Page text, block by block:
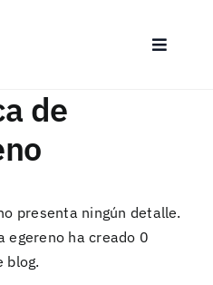
Toggle
de
presenta ningún detalle.
egereno ha creado 0
blog.